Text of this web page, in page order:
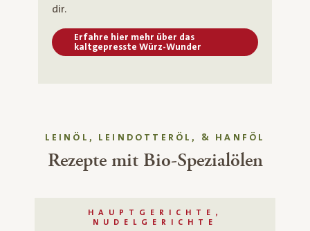
dir.
Erfahre hier mehr über das
kaltgepresste Würz-Wunder
LEINÖL, LEINDOTTERÖL, & HANFÖL
Rezepte mit Bio-Spezialölen
HAUPTGERICHTE,
NUDELGERICHTE